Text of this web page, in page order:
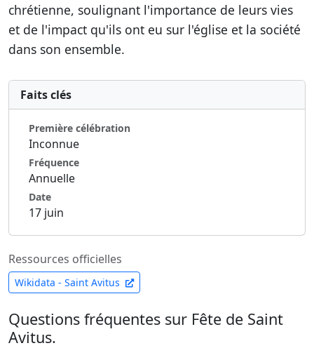
chrétienne, soulignant l'importance de leurs vies
et de l'impact qu'ils ont eu sur l'église et la société
dans son ensemble.
Faits clés
Première célébration
Inconnue
Fréquence
Annuelle
Date
17 juin
Ressources officielles
Wikidata - Saint Avitus
Questions fréquentes sur Fête de Saint
Avitus.